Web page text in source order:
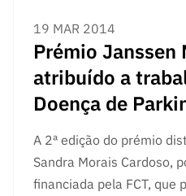
19 MAR 2014
Prémio Janssen
atribuído a
Doença de
A 2ª edição do prémio
Sandra Morais Cardoso,
financiada pela FCT,